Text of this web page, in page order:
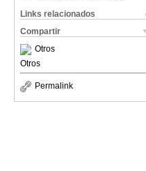
Links relacionados
Compartir
Otros
Otros
Permalink